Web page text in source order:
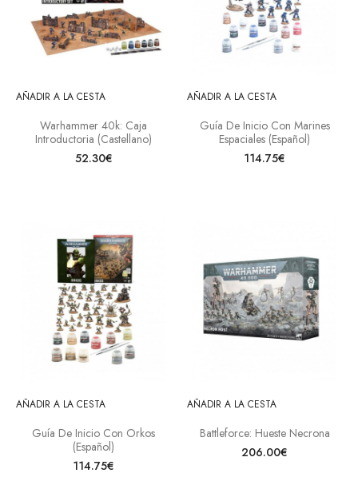
AÑADIR A LA CESTA
Warhammer 40k: Caja
Introductoria (Castellano)
52.30€
AÑADIR A LA CESTA
Guía De Inicio Con Marines
Espaciales (Español)
114.75€
AÑADIR A LA CESTA
Guía De Inicio Con Orkos
(Español)
114.75€
AÑADIR A LA CESTA
Battleforce: Hueste Necrona
206.00€